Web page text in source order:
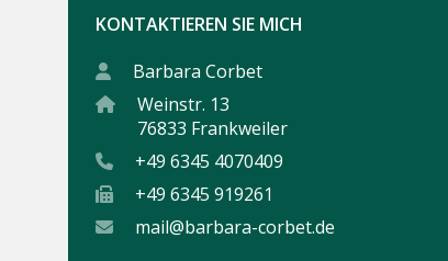
KONTAKTIEREN SIE MICH
Barbara Corbet
Weinstr. 13
76833 Frankweiler
+49 6345 4070409
+49 6345 919261
mail@barbara-corbet.de